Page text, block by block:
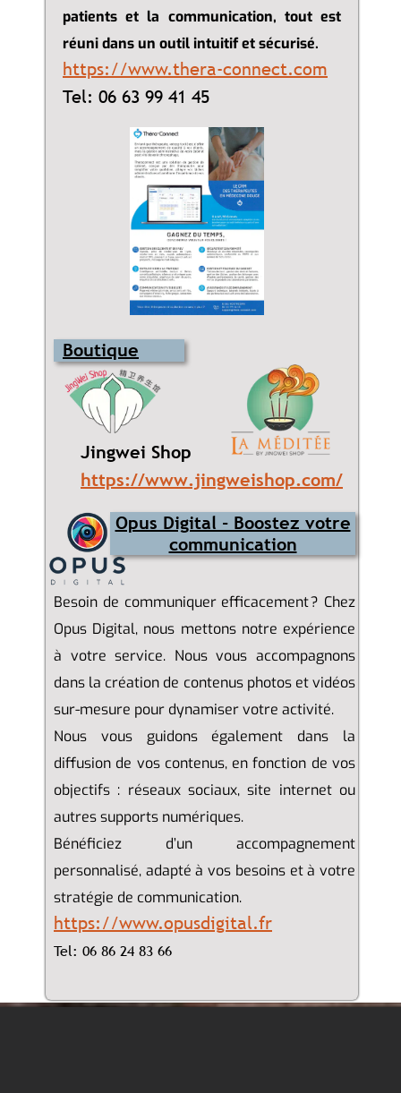
patients et la communication, tout est
réuni dans un outil intuitif et sécurisé.
https://www.thera-connect.com
Tel: 06 63 99 41 45
Boutique
Jingwei Shop
https://www.jingweishop.com/
Opus Digital - Boostez votre
communication
Besoin de communiquer efficacement ? Chez
Opus Digital, nous mettons notre expérience
à votre service. Nous vous accompagnons
dans la création de contenus photos et vidéos
sur-mesure pour dynamiser votre activité.
Nous vous guidons également dans la
diffusion de vos contenus, en fonction de vos
objectifs : réseaux sociaux, site internet ou
autres supports numériques.
Bénéficiez d’un accompagnement
personnalisé, adapté à vos besoins et à votre
stratégie de communication.
https://www.opusdigital.fr
Tel: 06 86 24 83 66